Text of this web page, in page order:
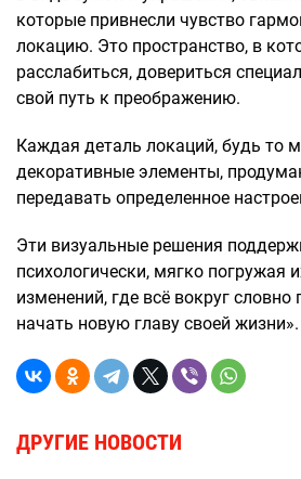
которые привнесли чувство
локацию. Это пространство, в
расслабиться, довериться
свой путь к преображению.
Каждая деталь локаций, будь то
декоративные элементы,
передавать определенное
Эти визуальные решения
психологически, мягко погружая
изменений, где всё вокруг словно
начать новую главу своей жизни».
ДРУГИЕ НОВОСТИ